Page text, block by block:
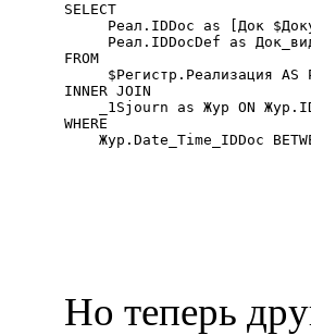
SELECT
Реал.IDDoc as [Док
Реал.IDDocDef as
FROM
$Регистр.Реализация AS
INNER JOIN
_1Sjourn as Жур ON
WHERE
Жур.Date_Time_IDDoc
Но теперь